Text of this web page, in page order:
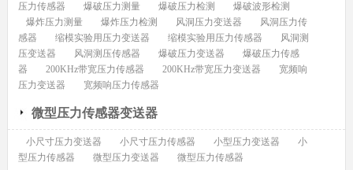
压力传感器
爆破压力测量 爆破压力检测
爆破波形检测
爆炸压力测量
爆炸压力检测 风洞压力变送器
风洞压力传
感器
缩模实验用压力变送器 缩模实验用压力传感器
风洞测
压变送器
风洞测压传感器 爆破压力变送器
爆破压力传感
器
200KHz带宽压力传感器 200KHz带宽压力变送器
宽频响
压力变送器
宽频响压力传感器
微型压力传感器变送器
小尺寸压力变送器 小尺寸压力传感器 小型压力变送器
小
型压力传感器
微型压力变送器 微型压力传感器